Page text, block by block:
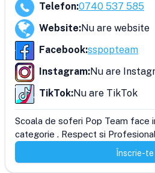
Telefon:0740 537 585
Website:Nu are website
Facebook:sspopteam
Instagram:Nu are
TikTok:Nu are TikTok
Scoala de soferi Pop Team face
categorie . Respect si
Înscrie-te